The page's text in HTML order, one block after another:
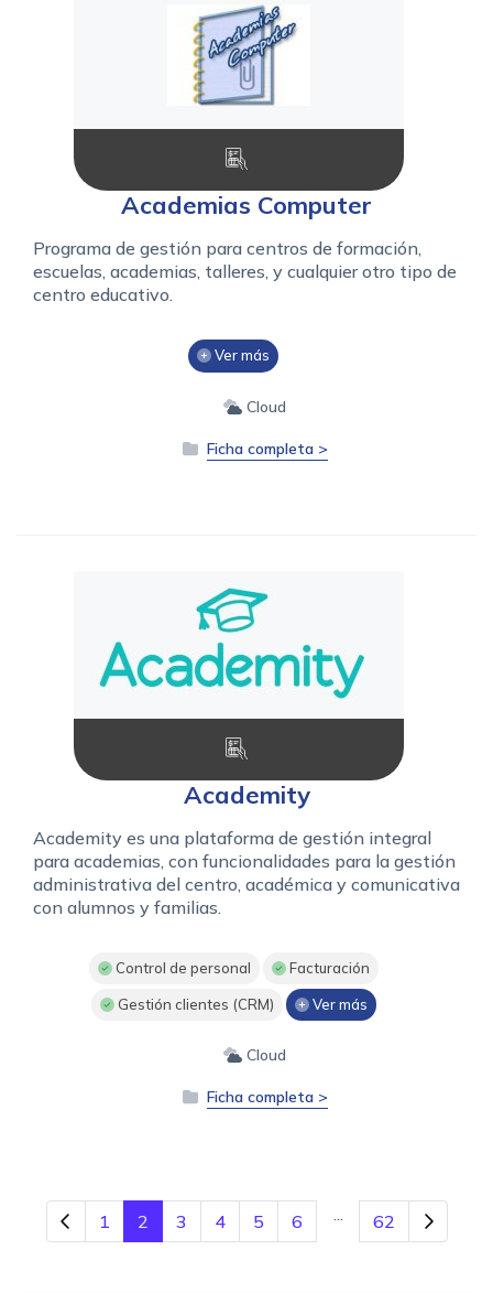
Academias Computer
Programa de gestión para centros de formación,
escuelas, academias, talleres, y cualquier otro tipo de
centro educativo.
Ver más
Cloud
Ficha completa >
Academity
Academity es una plataforma de gestión integral
para academias, con funcionalidades para la gestión
administrativa del centro, académica y comunicativa
con alumnos y familias.
Control de personal Facturación
Gestión clientes (CRM) Ver más
Cloud
Ficha completa >
1 2 3 4 5 6 62